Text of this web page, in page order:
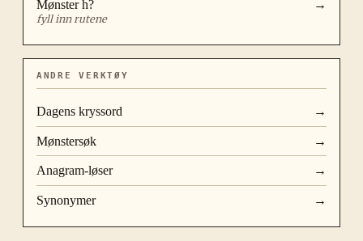
Mønsterh?
fyll inn rutene
→
ANDRE VERKTØY
Dagens kryssord →
Mønstersøk →
Anagram-løser →
Synonymer →